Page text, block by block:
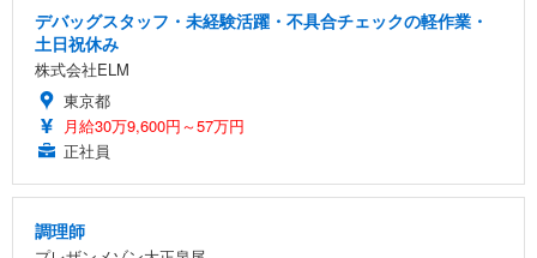
デバッグスタッフ・未経験活躍・不具合チェックの軽作業・
土日祝休み
株式会社ELM
東京都
月給30万9,600円～57万円
正社員
調理師